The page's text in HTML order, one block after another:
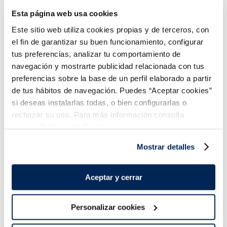
Esta página web usa cookies
Este sitio web utiliza cookies propias y de terceros, con
el fin de garantizar su buen funcionamiento, configurar
tus preferencias, analizar tu comportamiento de
navegación y mostrarte publicidad relacionada con tus
preferencias sobre la base de un perfil elaborado a partir
de tus hábitos de navegación. Puedes “Aceptar cookies”
si deseas instalarlas todas, o bien configurarlas o
rechazar su uso. Para más información consulta
nuestraPolítica de Cookies.
Mostrar detalles
Aceptar y cerrar
Personalizar cookies
Combina-ho i fes un menú de 10!